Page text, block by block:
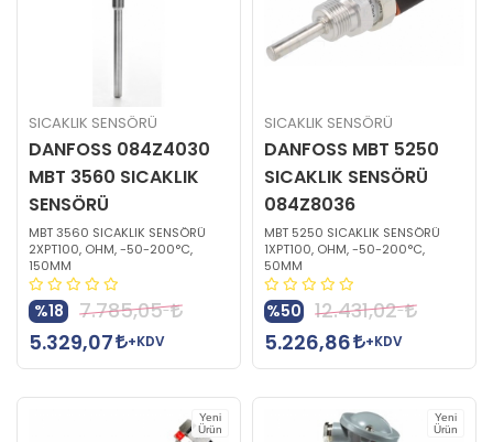
SICAKLIK SENSÖRÜ
DANFOSS 084Z4030
MBT 3560 SICAKLIK
SENSÖRÜ
MBT 3560 SICAKLIK SENSÖRÜ
2XPT100, OHM, -50-200°C,
150MM
%18
7.785,05
5.329,07
+KDV
SICAKLIK SENSÖRÜ
DANFOSS MBT 5250
SICAKLIK SENSÖRÜ
084Z8036
MBT 5250 SICAKLIK SENSÖRÜ
1XPT100, OHM, -50-200°C,
50MM
%50
12.431,02
5.226,86
+KDV
Yeni
Ürün
Yeni
Ürün